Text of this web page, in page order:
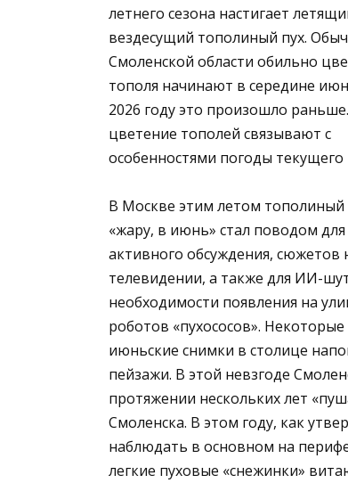
летнего сезона настигает
вездесущий тополиный пух.
Смоленской области обильно
тополя начинают в середине
2026 году это произошло
цветение тополей связывают с
особенностями погоды текущего
В Москве этим летом тополиный
«жару, в июнь» стал поводом для
активного обсуждения, сюжетов
телевидении, а также для ИИ-
необходимости появления на
роботов «пухососов». Некоторые
июньские снимки в столице
пейзажи. В этой невзгоде
протяжении нескольких лет
Смоленска. В этом году, как
наблюдать в основном на
легкие пуховые «снежинки»